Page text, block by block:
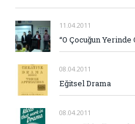
11.04.2011
“O Çocuğun Yerinde
08.04.2011
Eğitsel Drama
08.04.2011